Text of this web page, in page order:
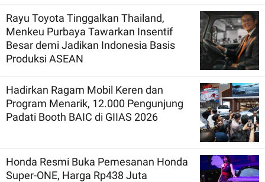
Rayu Toyota Tinggalkan Thailand,
Menkeu Purbaya Tawarkan Insentif
Besar demi Jadikan Indonesia Basis
Produksi ASEAN
Hadirkan Ragam Mobil Keren dan
Program Menarik, 12.000 Pengunjung
Padati Booth BAIC di GIIAS 2026
Honda Resmi Buka Pemesanan Honda
Super-ONE, Harga Rp438 Juta